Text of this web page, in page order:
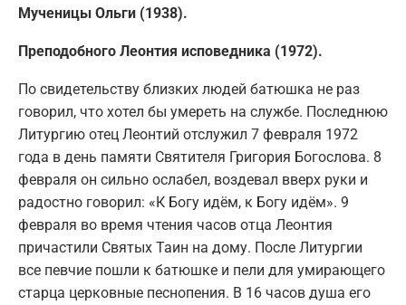
Мученицы Ольги (1938).
Преподобного Леонтия исповедника (1972).
По свидетельству близких людей батюшка не раз
говорил, что хотел бы умереть на службе. Последнюю
Литургию отец Леонтий отслужил 7 февраля 1972
года в день памяти Святителя Григория Богослова. 8
февраля он сильно ослабел, воздевал вверх руки и
радостно говорил: «К Богу идём, к Богу идём». 9
февраля во время чтения часов отца Леонтия
причастили Святых Таин на дому. После Литургии
все певчие пошли к батюшке и пели для умирающего
старца церковные песнопения. В 16 часов душа его